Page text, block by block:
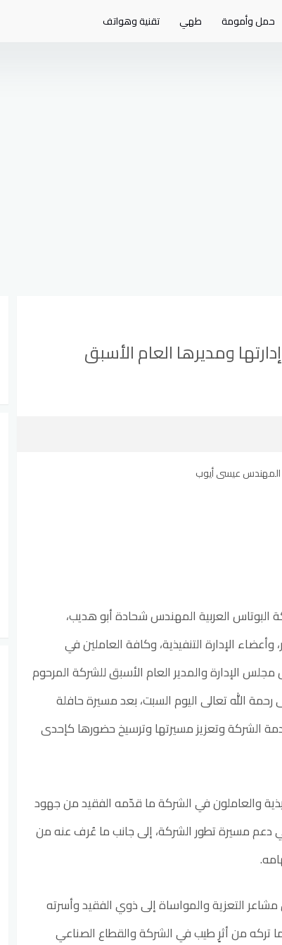
حمل وأمومة طهي تقنية وهواتف
ومديرها العام الأسبق
العربية المهندس شحادة أبو هديب،
الإدارة التنفيذية، وكافة العاملين في
الإدارة والمدير العام الأسبق للشركة المرحوم
الله تعالى اليوم السبت، بعد مسيرة حافلة
الشركة وتعزيز مسيرتها وترسيخ حضورها كإحدى
والعاملون في الشركة ما قدّمه الفقيد من جهود
دعم مسيرة تطور الشركة، إلى جانب ما عُرف عنه من
التعزية والمواساة إلى ذوي الفقيد وأسرته
تركه من أثرٍ طيب في الشركة والقطاع الصناعي